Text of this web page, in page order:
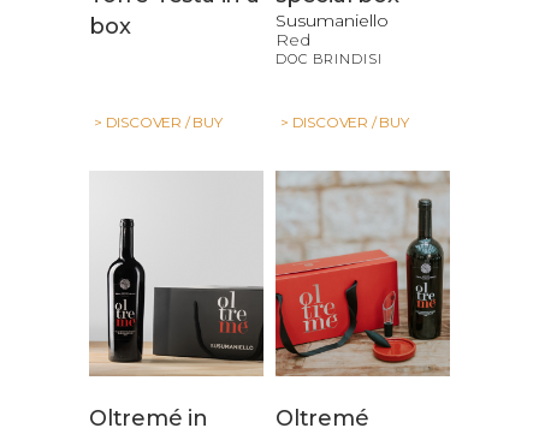
box
> DISCOVER / BUY
Susumaniello
Red
DOC BRINDISI
> DISCOVER / BUY
Oltremé in
Oltremé